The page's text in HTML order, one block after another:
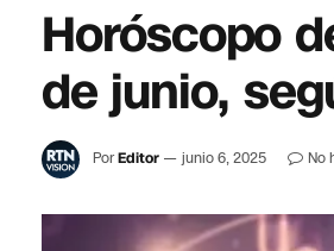
Horóscopo
de junio,
PorEditor junio 6, 2025 No